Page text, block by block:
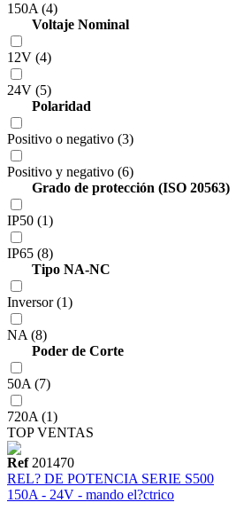
150A (4)
Voltaje Nominal
12V (4)
24V (5)
Polaridad
Positivo o negativo (3)
Positivo y negativo (6)
Grado de protección (ISO 20563)
IP50 (1)
IP65 (8)
Tipo NA-NC
Inversor (1)
NA (8)
Poder de Corte
50A (7)
720A (1)
TOP VENTAS
Ref201470
REL? DE POTENCIA SERIE S500
150A - 24V - mando el?ctrico